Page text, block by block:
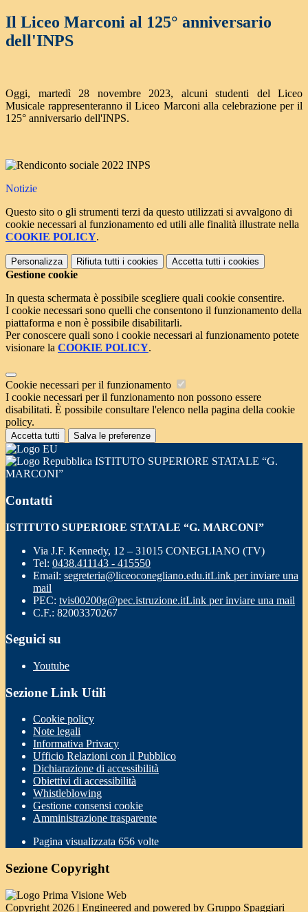
Il Liceo Marconi al 125° anniversario
dell'INPS
Oggi, martedì 28 novembre 2023, alcuni studenti del Liceo
Musicale rappresenteranno il Liceo Marconi alla celebrazione per il
125° anniversario dell'INPS.
Notizie
Questo sito o gli strumenti terzi da questo utilizzati si avvalgono di
cookie necessari al funzionamento ed utili alle finalità illustrate nella
COOKIE POLICY.
Personalizza Rifiuta tutti i cookies Accetta tutti i cookies
Gestione cookie
In questa schermata è possibile scegliere quali cookie consentire.
I cookie necessari sono quelli che consentono il funzionamento della
piattaforma e non è possibile disabilitarli.
Per conoscere quali sono i cookie necessari al funzionamento potete
visionare la COOKIE POLICY.
Cookie necessari per il funzionamento
I cookie necessari per il funzionamento non possono essere
disabilitati. È possibile consultare l'elenco nella pagina della cookie
policy.
Accetta tutti Salva le preferenze
ISTITUTO SUPERIORE STATALE “G.
MARCONI”
Contatti
ISTITUTO SUPERIORE STATALE “G. MARCONI”
Via J.F. Kennedy, 12 – 31015 CONEGLIANO (TV)
Tel: 0438.411143 - 415550
Email: segreteria@liceoconegliano.edu.itLink per inviare una
mail
PEC: tvis00200g@pec.istruzione.itLink per inviare una mail
C.F.: 82003370267
Seguici su
Youtube
Sezione Link Utili
Cookie policy
Note legali
Informativa Privacy
Ufficio Relazioni con il Pubblico
Dichiarazione di accessibilità
Obiettivi di accessibilità
Whistleblowing
Gestione consensi cookie
Amministrazione trasparente
Pagina visualizzata 656 volte
Sezione Copyright
Copyright 2026 | Engineered and powered by Gruppo Spaggiari